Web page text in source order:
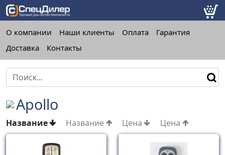
О компании Наши клиенты Оплата
Гарантия
Доставка
Контакты
Apollo
Название Название Цена Цена